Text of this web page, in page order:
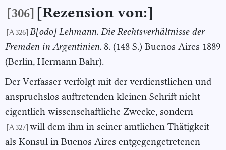
[306] [Rezension von:]
[A 326] B[odo] Lehmann. Die Rechtsverhältnisse der
Fremden in Argentinien. 8. (148 S.) Buenos Aires 1889
(Berlin, Hermann Bahr).
Der Verfasser verfolgt mit der verdienstlichen und
anspruchslos auftretenden kleinen Schrift nicht
eigentlich wissenschaftliche Zwecke, sondern
[A 327] will dem ihm in seiner amtlichen Thätigkeit
als Konsul in Buenos Aires entgegengetretenen